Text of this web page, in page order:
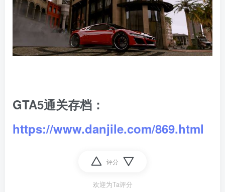
GTA5通关存档：
https://www.danjile.com/869.html
评分
欢迎为Ta评分